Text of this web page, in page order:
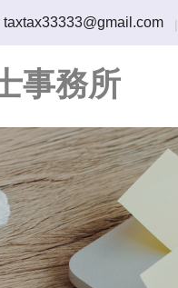
taxtax33333@gmail.com |
事務所